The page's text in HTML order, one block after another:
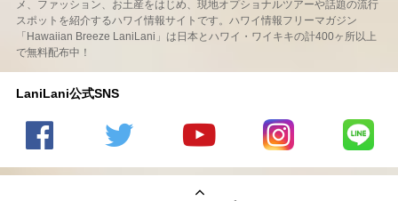
メ、ファッション、お土産をはじめ、現地オプショナルツアーや話題の流行
スポットを紹介するハワイ情報サイトです。ハワイ情報フリーマガジン
「Hawaiian Breeze LaniLani」は日本とハワイ・ワイキキの計400ヶ所以上
で無料配布中！
LaniLani公式SNS
の
のtwitter
の
Youtube
LaniLani
LaniLani